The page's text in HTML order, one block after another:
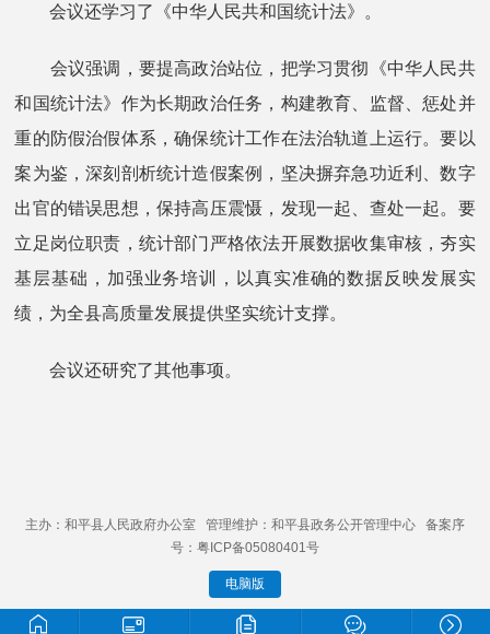
会议还学习了《中华人民共和国统计法》。
会议强调，要提高政治站位，把学习贯彻 《中华人民共
和国统计法》 作为长期政治任务，构建教育、监督、惩处并
重的防假治假体系，确保统计工作在法治轨道上运行。要以
案为鉴，深刻剖析统计造假案例，坚决摒弃急功近利、数字
出官的错误思想，保持高压震慑，发现一起、查处一起。要
立足岗位职责，统计部门严格依法开展数据收集审核，夯实
基层基础，加强业务培训，以真实准确的数据反映发展实
绩，为全县高质量发展提供坚实统计支撑。
会议还研究了其他事项。
主办：和平县人民政府办公室 管理维护：和平县政务公开管理中心 备案序
号：粤ICP备05080401号
电脑版